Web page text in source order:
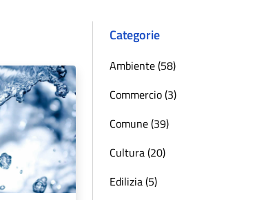
Categorie
Ambiente (58)
Commercio (3)
Comune (39)
Cultura (20)
Edilizia (5)